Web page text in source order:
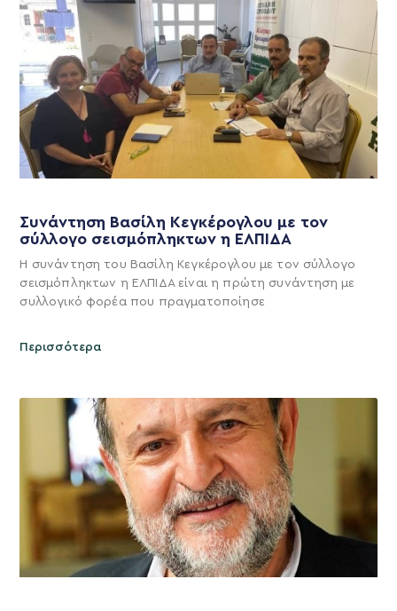
Συνάντηση Βασίλη Κεγκέρογλου με τον
σύλλογο σεισμόπληκτων η ΕΛΠΙΔΑ
Η συνάντηση του Βασίλη Κεγκέρογλου με τον σύλλογο
σεισμόπληκτων η ΕΛΠΙΔΑ είναι η πρώτη συνάντηση με
συλλογικό φορέα που πραγματοποίησε
Περισσότερα